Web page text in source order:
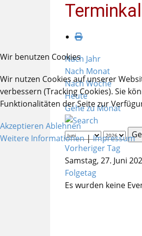
Nach Jahr
Nach Monat
Nach Woche
Heute
Gehe zu Monat
Vorheriger Tag
Samstag, 27. Juni
Folgetag
Es wurden keine
Wir benutzen Cookies
Wir nutzen Cookies auf unserer
verbessern (Tracking Cookies). Sie
Funktionalitäten der Seite zur
Akzeptieren Ablehnen
Weitere Informationen|Impressum